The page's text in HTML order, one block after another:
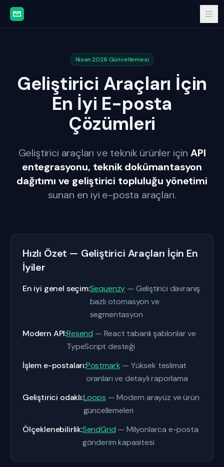
Nisan 2026 Güncellemesi
Geliştirici Araçları İçin
En İyi E-posta
Çözümleri
Geliştirici araçları ve teknik ürünler için API
entegrasyonu, teknik dokümantasyon
dağıtımı ve geliştirici topluluğu yönetimi
sunan en iyi e-posta araçları.
Hızlı Özet — Geliştirici Araçları İçin En
İyiler
En iyi genel seçim:Sequenzy — Geliştirici davranış
bazlı otomasyon ve
segmentasyon
Modern API:Resend — React tabanlı şablonlar ve
TypeScript desteği
İşlem e-postaları:Postmark — Yüksek teslimat
oranları ve detaylı raporlama
Geliştirici odaklı:Loops — Modern arayüz ve ürün
güncellemeleri
Ölçeklenebilirlik:SendGrid — Milyonlarca e-posta
gönderim kapasitesi